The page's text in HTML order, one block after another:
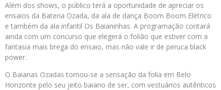
Além dos shows, o público terá a oportunidade de apreciar os
ensaios da Bateria Ozada, da ala de dança Boom Boom Elétrico
e também da ala infantil Os Baianinhas. A programação contará
ainda com um concurso que elegerá o folião que estiver com a
fantasia mais brega do ensaio, mas não vale ir de peruca black
power.
O Baianas Ozadas tornou-se a sensação da folia em Belo
Horizonte pelo seu jeito baiano de ser, com vestuários autênticos